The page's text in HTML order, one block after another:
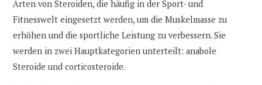
Arten von Steroiden, die häufig in der Sport- und
Fitnesswelt eingesetzt werden, um die Muskelmasse zu
erhöhen und die sportliche Leistung zu verbessern. Sie
werden in zwei Hauptkategorien unterteilt: anabole
Steroide und corticosteroide.